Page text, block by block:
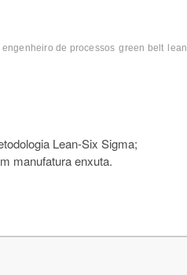
engenheiro de processos green belt lean
Lean-Six Sigma;
manufatura enxuta.